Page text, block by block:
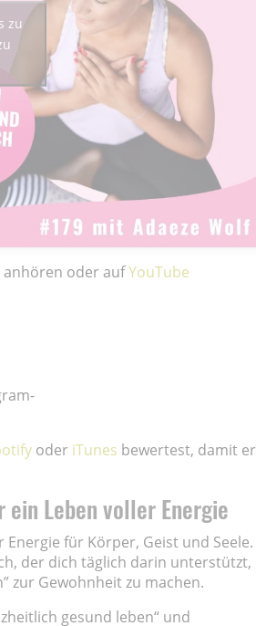
zu
anhören oder aufYouTube
oder iTunes bewertest, damit er
Leben voller Energie
für Körper, Geist und Seele.
der dich täglich darin unterstützt,
zur Gewohnheit zu machen.
gesund leben“ und